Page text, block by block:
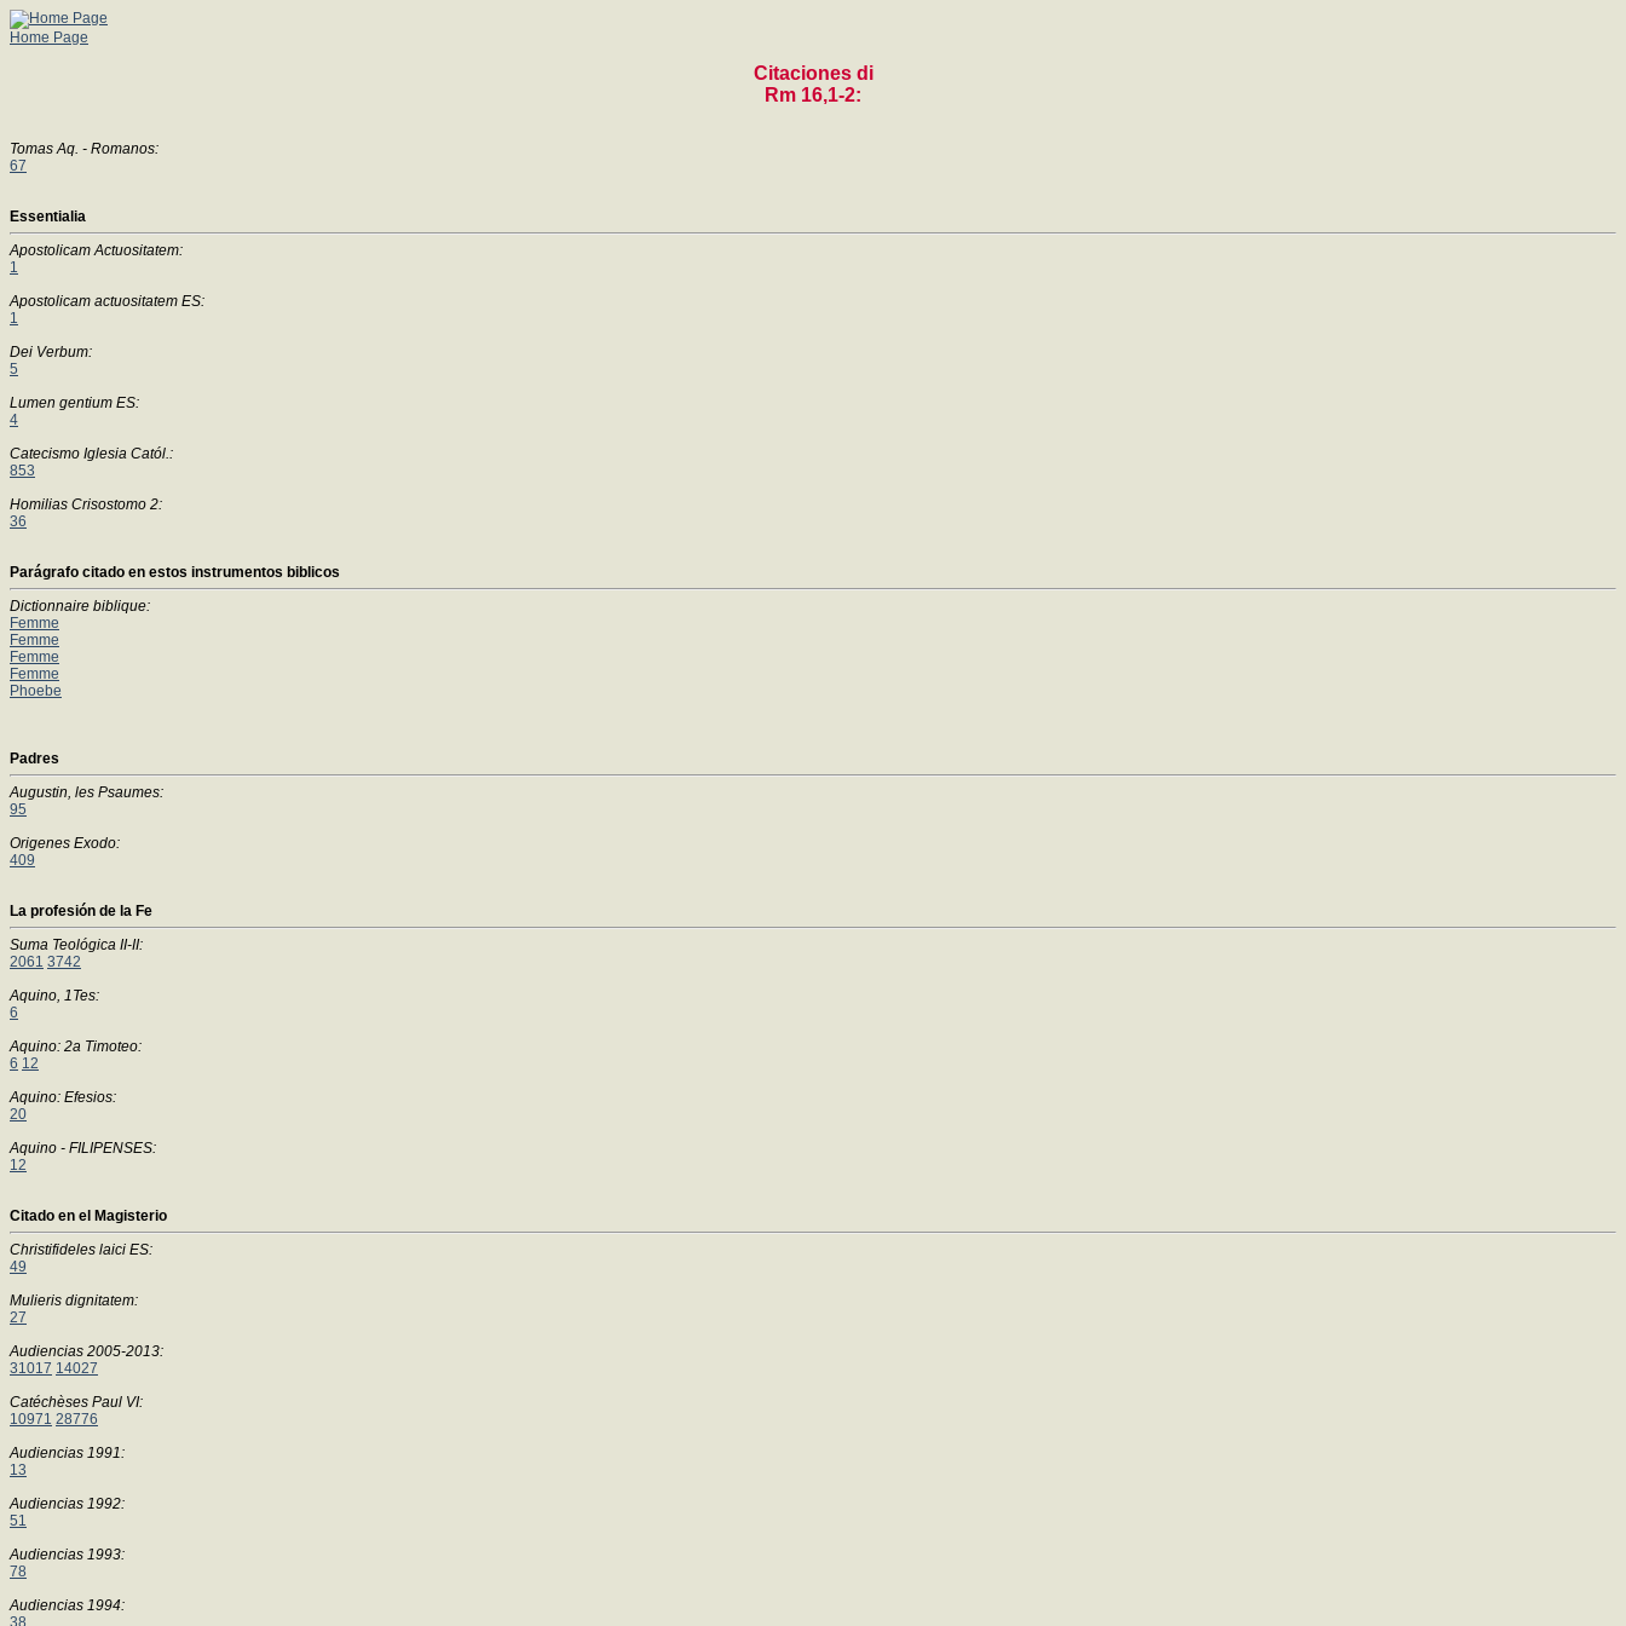
Home Page
Citaciones di
Rm 16,1-2:
Tomas Aq. - Romanos:
67
Essentialia
Apostolicam Actuositatem:
1
Apostolicam actuositatem ES:
1
Dei Verbum:
5
Lumen gentium ES:
4
Catecismo Iglesia Catól.:
853
Homilias Crisostomo 2:
36
Parágrafo citado en estos instrumentos biblicos
Dictionnaire biblique:
Femme
Femme
Femme
Femme
Phoebe
Padres
Augustin, les Psaumes:
95
Origenes Exodo:
409
La profesión de la Fe
Suma Teológica II-II:
2061 3742
Aquino, 1Tes:
6
Aquino: 2a Timoteo:
6 12
Aquino: Efesios:
20
Aquino - FILIPENSES:
12
Citado en el Magisterio
Christifideles laici ES:
49
Mulieris dignitatem:
27
Audiencias 2005-2013:
31017 14027
Catéchèses Paul VI:
10971 28776
Audiencias 1991:
13
Audiencias 1992:
51
Audiencias 1993:
78
Audiencias 1994:
38